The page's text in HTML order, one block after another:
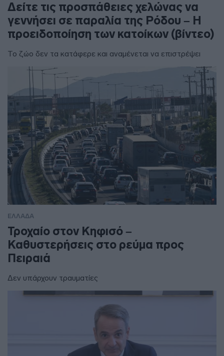
Δείτε τις προσπάθειες χελώνας να
γεννήσει σε παραλία της Ρόδου – Η
προειδοποίηση των κατοίκων (βίντεο)
Το ζώο δεν τα κατάφερε και αναμένεται να επιστρέψει
ΕΛΛΑΔΑ
Τροχαίο στον Κηφισό –
Καθυστερήσεις στο ρεύμα προς
Πειραιά
Δεν υπάρχουν τραυματίες